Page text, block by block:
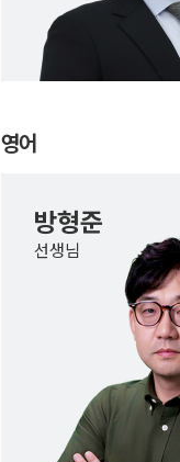
영어
방형준
선생님